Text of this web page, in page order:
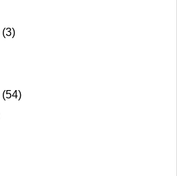
(3)
(54)